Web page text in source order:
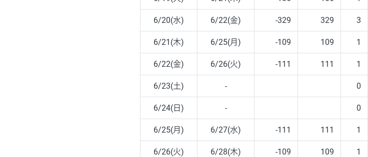
6/20(水) 6/22(金) -329 329 3
6/21(木) 6/25(月) -109 109 1
6/22(金) 6/26(火) -111 111 1
6/23(土) - 0
6/24(日) - 0
6/25(月) 6/27(水) -111 111 1
6/26(火) 6/28(木) -109 109 1